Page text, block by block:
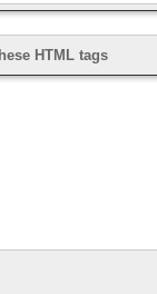
HTML tags